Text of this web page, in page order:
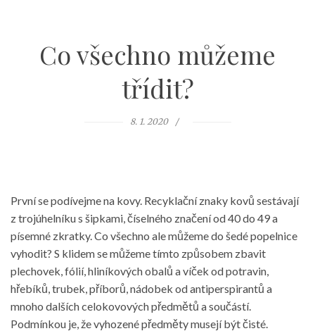
Co všechno můžeme
třídit?
8. 1. 2020
První se podívejme na kovy. Recyklační znaky kovů sestávají
z trojúhelníku s šipkami, číselného značení od 40 do 49 a
písemné zkratky. Co všechno ale můžeme do šedé popelnice
vyhodit? S klidem se můžeme tímto způsobem zbavit
plechovek, fólií, hliníkových obalů a víček od potravin,
hřebíků, trubek, příborů, nádobek od antiperspirantů a
mnoho dalších celokovových předmětů a součástí.
Podmínkou je, že vyhozené předměty musejí být čisté.